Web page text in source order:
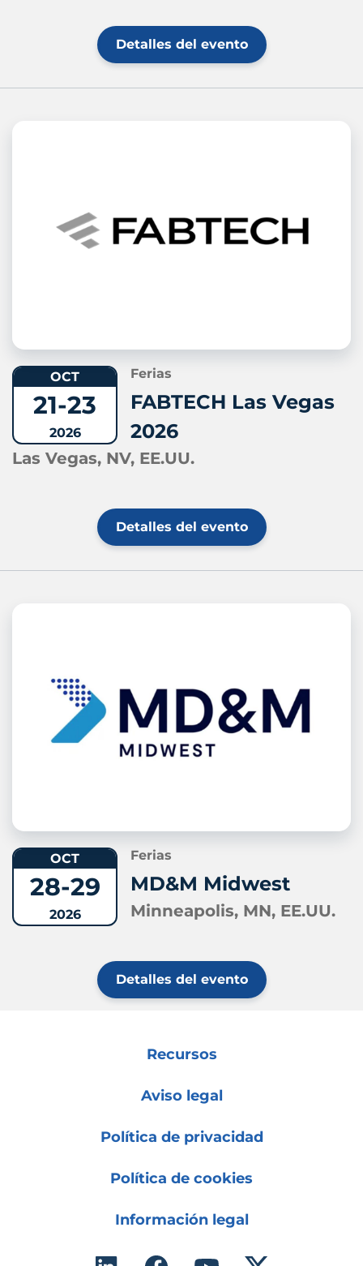
Detalles del evento
OCT
21-23
2026
Ferias
FABTECH Las Vegas
2026
Las Vegas, NV, EE.UU.
Detalles del evento
OCT
28-29
2026
Ferias
MD&M Midwest
Minneapolis, MN, EE.UU.
Detalles del evento
Recursos
Aviso legal
Política de privacidad
Política de cookies
Información legal